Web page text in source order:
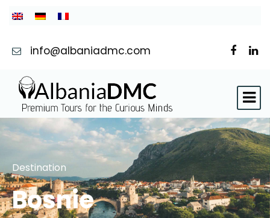
info@albaniadmc.com
Destination
Bosnie